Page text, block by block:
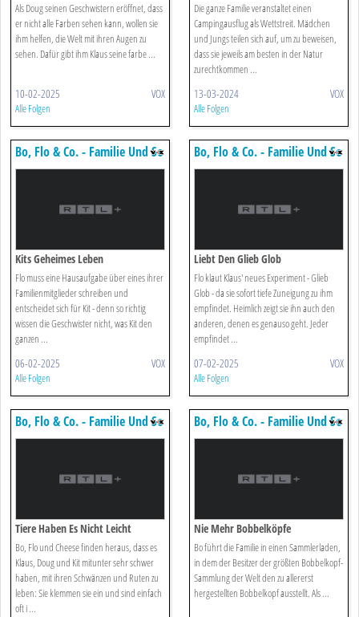
Als Doug seinen Geschwistern eröffnet, dass
er nicht alle Farben sehen kann, wollen sie
ihm helfen, die Welt mit ihren Augen zu
sehen. Dafür gibt ihm Klaus seine farbe ...
10-02-2025 VOX
Alle Folgen
Die ganze Familie veranstaltet einen
Campingausflug als Wettstreit. Mädchen
und Jungs teilen sich auf, um zu beweisen,
dass sie jeweils am besten in der Natur
zurechtkommen ...
13-03-2024 VOX
Alle Folgen
Bo, Flo & Co. - Familie Und So
Kits Geheimes Leben
Flo muss eine Hausaufgabe über eines ihrer
Familienmitglieder schreiben und
entscheidet sich für Kit - denn so richtig
wissen die Geschwister nicht, was Kit den
ganzen ...
06-02-2025 VOX
Alle Folgen
Bo, Flo & Co. - Familie Und So
Liebt Den Glieb Glob
Flo klaut Klaus' neues Experiment - Glieb
Glob - da sie sofort tiefe Zuneigung zu ihm
empfindet. Heimlich zeigt sie ihn auch den
anderen, denen es genauso geht. Jeder
empfindet ...
07-02-2025 VOX
Alle Folgen
Bo, Flo & Co. - Familie Und So
Tiere Haben Es Nicht Leicht
Bo, Flo und Cheese finden heraus, dass es
Klaus, Doug und Kit mitunter sehr schwer
haben, mit ihren Schwänzen und Ruten zu
leben: Sie klemmen sie ein und sind einfach
oft i ...
Bo, Flo & Co. - Familie Und So
Nie Mehr Bobbelköpfe
Bo führt die Familie in einen Sammlerladen,
in dem der Besitzer der größten Bobbelkopf-
Sammlung der Welt den zu allererst
hergestellten Bobbelkopf ausstellt. Als ...